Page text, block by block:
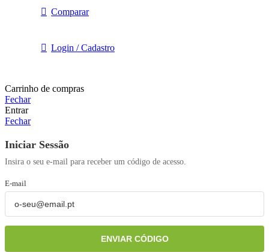
Comparar
Login / Cadastro
Carrinho de compras
Fechar
Entrar
Fechar
Iniciar Sessão
Insira o seu e-mail para receber um código de acesso.
E-mail
ENVIAR CÓDIGO